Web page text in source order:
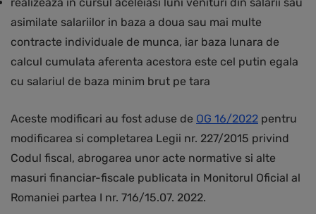
realizeaza in cursul aceleiasi luni venituri din salarii sau
asimilate salariilor in baza a doua sau mai multe
contracte individuale de munca, iar baza lunara de
calcul cumulata aferenta acestora este cel putin egala
cu salariul de baza minim brut pe tara
Aceste modificari au fost aduse de OG 16/2022 pentru
modificarea si completarea Legii nr. 227/2015 privind
Codul fiscal, abrogarea unor acte normative si alte
masuri financiar-fiscale publicata in Monitorul Oficial al
Romaniei partea I nr. 716/15.07. 2022.